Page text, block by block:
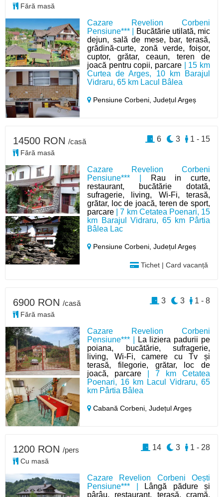
Cazare Revelion Corbeni
Pensiune*** |
Bucătărie utilată, mic
dejun, sală de mese, bar, terasă,
grădină-curte, zonă verde, foișor,
cuptor, grătar, ceaun, teren de
joacă pentru copii, parcare | 15 km
Curtea de Arges, 10 km Barajul
Vidraru, 65 km Lacul Bâlea
Pensiune Corbeni,Județul Argeș
Fără masă
Cazare Revelion Corbeni
Pensiune*** |
Rau in curte,
restaurant, bucătărie dotată,
sufragerie, living, Wi-Fi, terasă,
grătar, loc de joacă, teren de sport,
parcare | 7 km Cetatea Poenari, 15
km Barajul Vidraru, 65 km Pârtia
Bâlea Lac
Pensiune Corbeni,Județul Argeș
Tichet | Card vacanță
14500 RON /casă
Fără masă
1 - 15
3
6
Cazare Revelion Corbeni
Pensiune*** |
La liziera padurii pe
poiana, bucătărie, sufragerie,
living, Wi-Fi, camere cu Tv și
terasă, filegorie, grătar, loc de
joacă, parcare | 7 km Cetatea
Poenari, 16 km Lacul Vidraru, 65
km Pârtia Bâlea
Cabană Corbeni,Județul Argeș
6900 RON /casă
Fără masă
1 - 8
3
3
Cazare Revelion Corbeni Oești
Pensiune*** |
Lângă pădure și
pârâu, restaurant, terasă, cramă,
1200 RON /pers
Cu masă
1 - 28
3
14